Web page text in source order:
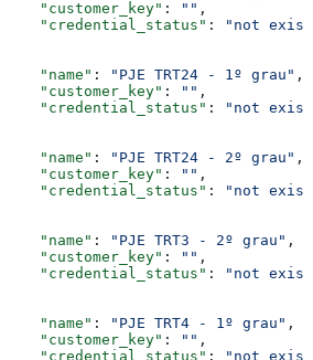
			"customer_key"
: "" ,
			"credential_status"
:
"not
			"name"
: "PJE TRT24 - 1º grau" ,
			"customer_key"
: "" ,
			"credential_status"
:
"not
			"name"
: "PJE TRT24 - 2º grau" ,
			"customer_key"
: "" ,
			"credential_status"
:
"not
			"name"
: "PJE TRT3 - 2º grau" ,
			"customer_key"
: "" ,
			"credential_status"
:
"not
			"name"
: "PJE TRT4 - 1º grau" ,
			"customer_key"
: "" ,
			"credential_status"
:
"not